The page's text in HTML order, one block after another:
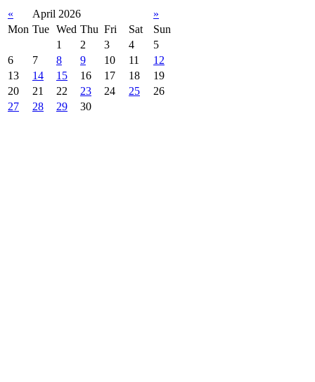
« April 2026
»
Mon Tue Wed Thu Fri Sat
Sun
1
2 3 4
5
6
7 8 9 10 11
12
13
14 15 16 17 18
19
20
21 22 23 24 25
26
27
28 29 30